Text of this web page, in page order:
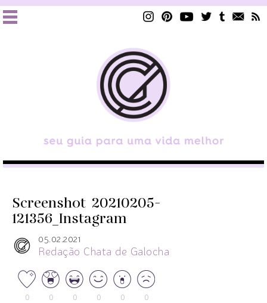
Screenshot_20210205-
121356_Instagram
05.02.2021
Redação Chata de Galocha
0 0 0 0 0 0